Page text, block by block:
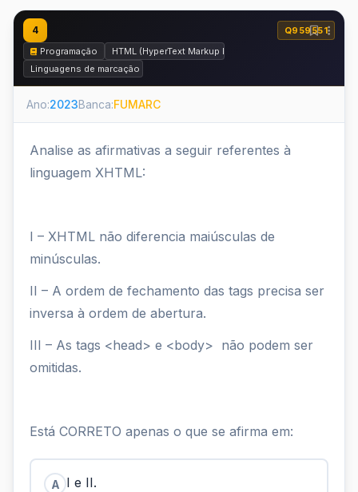
4
Q959551
Programação
HTML (HyperText Markup Language)
Linguagens de marcação
Ano:2023Banca:FUMARC
Analise as afirmativas a seguir referentes à
linguagem XHTML:
I – XHTML não diferencia maiúsculas de
minúsculas.
II – A ordem de fechamento das tags precisa ser
inversa à ordem de abertura.
III – As tags <head> e <body> não podem ser
omitidas.
Está CORRETO apenas o que se afirma em:
A I e II.